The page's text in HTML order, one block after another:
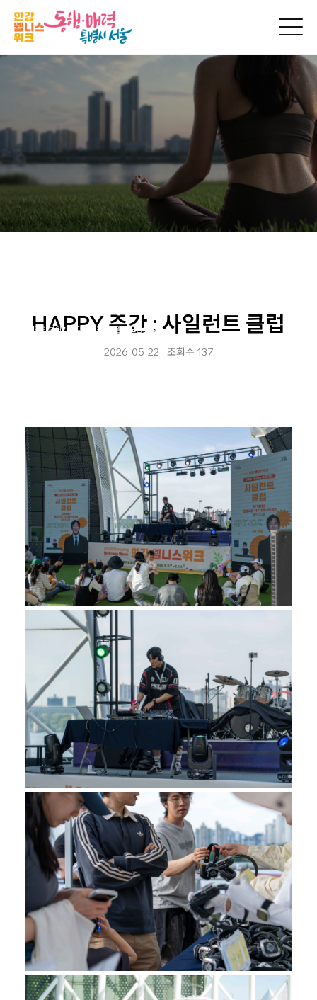
생생한 순간을 만나보세요
행사 현장의 분위기와 다양한 프로그램의 모습을 담은
HAPPY 주간 : 사일런트 클럽
2026-05-22 조회수 137